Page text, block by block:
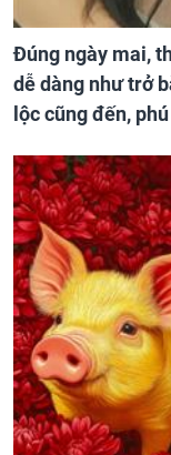
Đúng ngày mai,
dễ dàng như trở
lộc cũng đến,